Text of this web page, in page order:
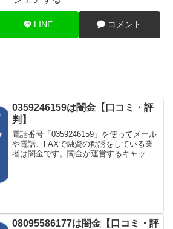
LINE コメント
0359246159は闇金【口コミ・評
判】
電話番号「0359246159」を使ってメール
や電話、FAXで融資の勧誘をしている業
者は闇金です。闇金が運営するキャッシ
08095586177は闇金【口コミ・評